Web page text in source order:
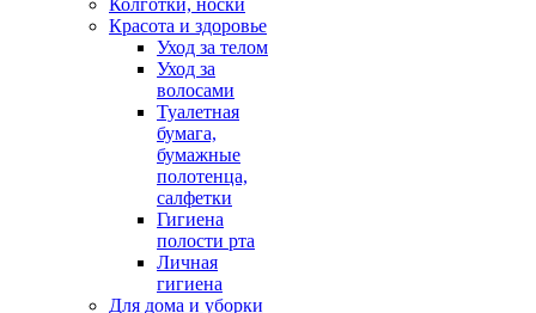
Колготки, носки
Красота и здоровье
Уход за телом
Уход за
волосами
Туалетная
бумага,
бумажные
полотенца,
салфетки
Гигиена
полости рта
Личная
гигиена
Для дома и уборки